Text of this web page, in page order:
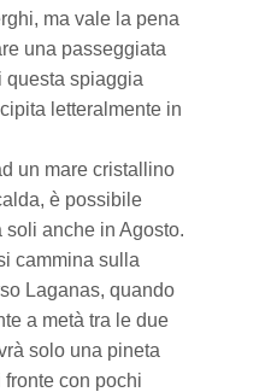
ma vale la pena
una passeggiata
questa spiaggia
letteralmente in
un mare cristallino
è possibile
anche in Agosto.
cammina sulla
Laganas, quando
a metà tra le due
solo una pineta
con pochi